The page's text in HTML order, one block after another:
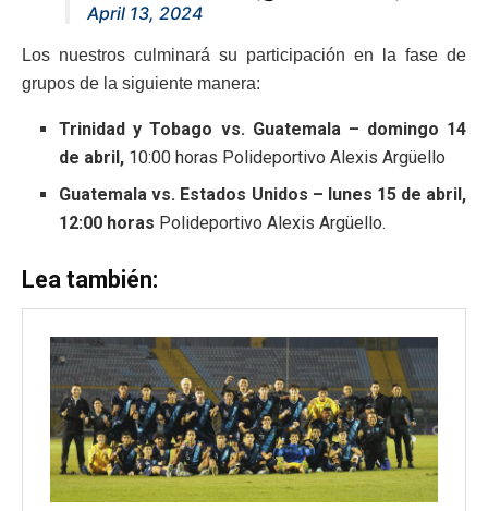
April 13, 2024
Los nuestros culminará su participación en la fase de
grupos de la siguiente manera:
Trinidad y Tobago vs. Guatemala – domingo 14
de abril, 10:00 horas Polideportivo Alexis Argüello
Guatemala vs. Estados Unidos – lunes 15 de abril,
12:00 horas Polideportivo Alexis Argüello.
Lea también: